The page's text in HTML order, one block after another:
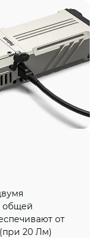
общей
от
20 Лм)